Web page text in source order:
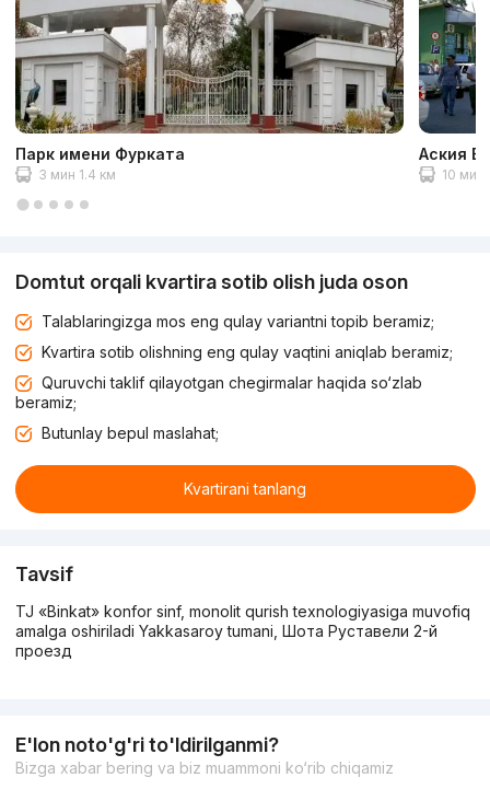
Парк имени Фурката
3 мин 1.4 км
Аския
10 мин
Domtut orqali kvartira sotib olish juda oson
Talablaringizga mos eng qulay variantni topib beramiz;
Kvartira sotib olishning eng qulay vaqtini aniqlab beramiz;
Quruvchi taklif qilayotgan chegirmalar haqida so‘zlab
beramiz;
Butunlay bepul maslahat;
Kvartirani tanlang
Tavsif
TJ «Binkat» konfor sinf, monolit qurish texnologiyasiga muvofiq
amalga oshiriladi Yakkasaroy tumani, Шота Руставели 2-й
проезд
E'lon noto'g'ri to'ldirilganmi?
Bizga xabar bering va biz muammoni ko‘rib chiqamiz